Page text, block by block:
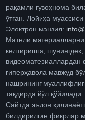
рақамли гувоҳнома
ўтган. Лойиҳа
Электрон манзил:
Матнли материалларни
келтиришга,
видеоматериаллардан
гиперҳавола мавжуд
нашрининг
тақдирда йўл қўйилади.
Сайтда эълон
билдирилган фикрлар